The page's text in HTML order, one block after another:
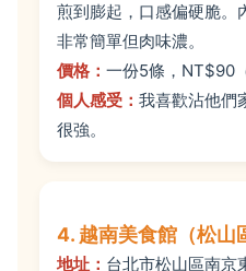
煎到膨起，口感偏硬脆。
非常簡單但肉味濃。
價格： 一份5條，NT$90
個人感受： 我喜歡沾他們
很強。
4. 越南美食館（松山
地址： 台北市松山區南京